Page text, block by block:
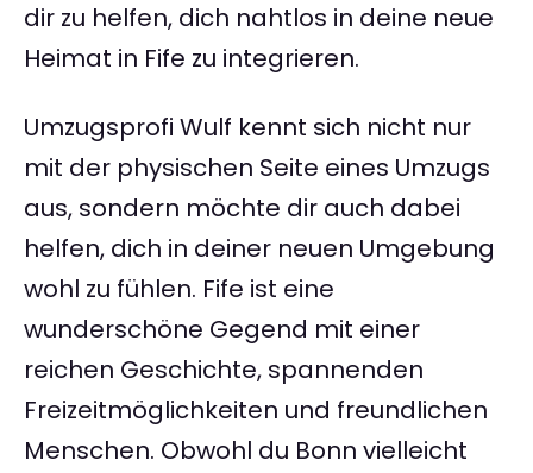
dir zu helfen, dich nahtlos in deine neue
Heimat in Fife zu integrieren.
Umzugsprofi Wulf kennt sich nicht nur
mit der physischen Seite eines Umzugs
aus, sondern möchte dir auch dabei
helfen, dich in deiner neuen Umgebung
wohl zu fühlen. Fife ist eine
wunderschöne Gegend mit einer
reichen Geschichte, spannenden
Freizeitmöglichkeiten und freundlichen
Menschen. Obwohl du Bonn vielleicht